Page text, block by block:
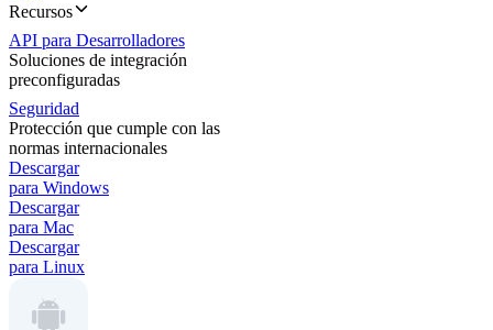
Recursos
API para Desarrolladores
Soluciones de integración
preconfiguradas
Seguridad
Protección que cumple con las
normas internacionales
Descargar
para Windows
Descargar
para Mac
Descargar
para Linux